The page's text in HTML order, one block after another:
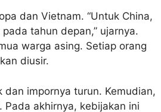
dan Vietnam. “Untuk China,
tahun depan,” ujarnya.
warga asing. Setiap orang
diusir.
impornya turun. Kemudian,
akhirnya, kebijakan ini